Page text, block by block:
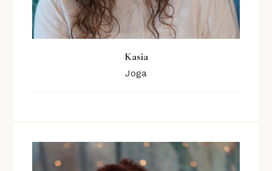
Kasia
Joga